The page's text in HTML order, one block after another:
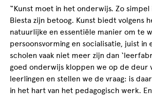
“Kunst moet in het onderwijs. Zo simpel
Biesta zijn betoog. Kunst biedt volgens
natuurlijke en essentiële manier om te
persoonsvorming en socialisatie, juist in
scholen vaak niet meer zijn dan
goed onderwijs kloppen we op de deur
leerlingen en stellen we de vraag: is
in het hart van het pedagogisch werk.